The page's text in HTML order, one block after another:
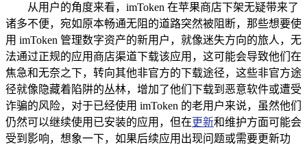
从用户的角度来看，imToken 在苹果商店下架无疑带来了
诸多不便，宛如原本畅通无阻的道路突然被阻断，那些想要使
用 imToken 管理数字资产的新用户，就像迷失方向的旅人，无
法通过正规的应用商店渠道下载该应用，这可能会导致他们在
焦急和无奈之下，转向其他非官方的下载途径，这些非官方途
径就像隐藏着陷阱的丛林，增加了他们下载到恶意软件或遭受
诈骗的风险，对于已经使用 imToken 的老用户来说，虽然他们
仍然可以继续使用已安装的应用，但在更新和维护方面可能会
受到影响，想象一下，如果后续应用出现问题或需要更新功